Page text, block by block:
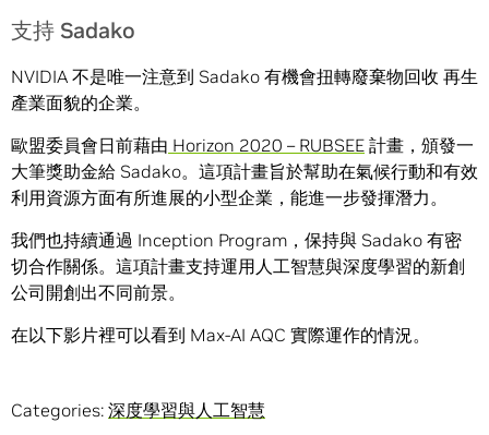
支持 Sadako
NVIDIA 不是唯一注意到 Sadako 有機會扭轉廢棄物回收 再生
產業面貌的企業。
歐盟委員會日前藉由 Horizon 2020 – RUBSEE 計畫，頒發一
大筆獎助金給 Sadako。這項計畫旨於幫助在氣候行動和有效
利用資源方面有所進展的小型企業，能進一步發揮潛力。
我們也持續通過 Inception Program，保持與 Sadako 有密
切合作關係。這項計畫支持運用人工智慧與深度學習的新創
公司開創出不同前景。
在以下影片裡可以看到 Max-AI AQC 實際運作的情況。
Categories: 深度學習與人工智慧